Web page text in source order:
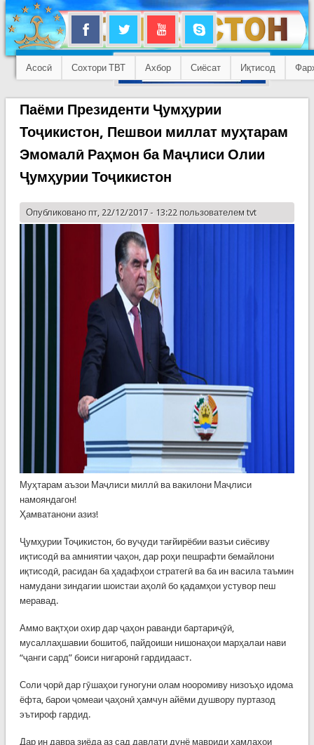
Асосӣ Сохтори ТВТ Ахбор Сиёсат Иқтисод
Паёми Президенти Ҷумҳурии
Тоҷикистон, Пешвои миллат муҳтарам
Эмомалӣ Раҳмон ба Маҷлиси Олии
Ҷумҳурии Тоҷикистон
Опубликовано пт, 22/12/2017 - 13:22 пользователем tvt
Муҳтарам аъзои Маҷлиси миллӣ ва вакилони Маҷлиси
намояндагон!
Ҳамватанони азиз!
Ҷумҳурии Тоҷикистон, бо вуҷуди тағйирёбии вазъи сиёсиву
иқтисодӣ ва амниятии ҷаҳон, дар роҳи пешрафти бемайлони
иқтисодӣ, расидан ба ҳадафҳои стратегӣ ва ба ин васила таъмин
намудани зиндагии шоистаи аҳолӣ бо қадамҳои устувор пеш
меравад.
Аммо вақтҳои охир дар ҷаҳон раванди бартариҷӯӣ,
мусаллаҳшавии бошитоб, пайдоиши нишонаҳои марҳалаи нави
“ҷанги сард” боиси нигаронӣ гардидааст.
Соли ҷорӣ дар гӯшаҳои гуногуни олам нооромиву низоъҳо идома
ёфта, барои ҷомеаи ҷаҳонӣ ҳамчун айёми душвору пуртазод
эътироф гардид.
Дар ин давра зиёда аз сад давлати дунё мавриди ҳамлаҳои